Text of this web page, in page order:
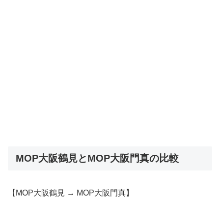
MOP大阪鶴見とMOP大阪門真の比較
【MOP大阪鶴見 → MOP大阪門真】